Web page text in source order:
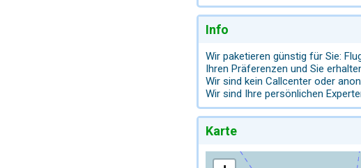
Info
Wir paketieren günstig für Sie:
Ihren Präferenzen und Sie
Wir sind kein Callcenter oder
Wir sind Ihre persönlichen
Karte